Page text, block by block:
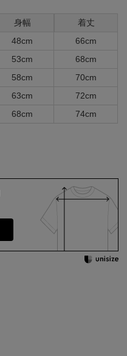
身幅
着丈
48cm
66cm
53cm
68cm
58cm
70cm
63cm
72cm
68cm 74cm